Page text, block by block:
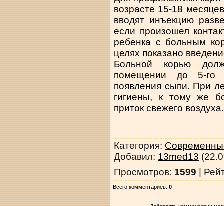
возрасте 15-18
вводят инъекцию
если произошел
ребенка с больным
целях показано
Больной корью
помещении до 5-го
появления сыпи. При
гигиены, к тому же
приток свежего воздуха.
Категория:
Добавил: 13med13
Просмотров: 1599 |
Всего комментариев: 0